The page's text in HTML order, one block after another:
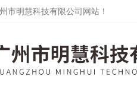
市明慧科技有限公司网站！